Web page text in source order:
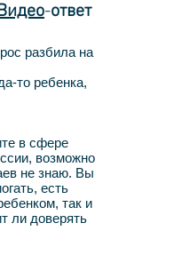
-ответ
разбила на
то ребенка,
в сфере
возможно
не знаю. Вы
есть
так и
ли доверять